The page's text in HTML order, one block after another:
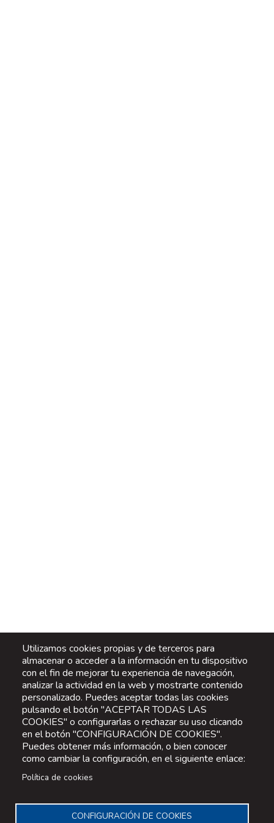
Utilizamos cookies propias y de terceros para
almacenar o acceder a la información en tu dispositivo
con el fin de mejorar tu experiencia de navegación,
analizar la actividad en la web y mostrarte contenido
personalizado. Puedes aceptar todas las cookies
pulsando el botón "ACEPTAR TODAS LAS
COOKIES" o configurarlas o rechazar su uso clicando
en el botón "CONFIGURACIÓN DE COOKIES".
Puedes obtener más información, o bien conocer
como cambiar la configuración, en el siguiente enlace:
Política de cookies
CONFIGURACIÓN DE COOKIES